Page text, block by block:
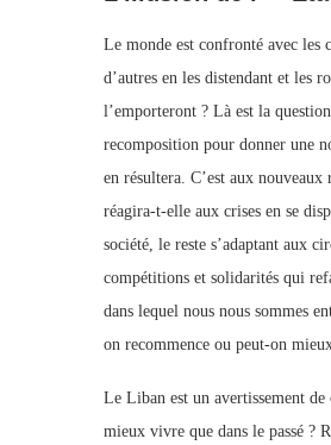
Le monde est confronté avec les
d’autres en les distendant et les
l’emporteront ? Là est la
recomposition pour donner une
en résultera. C’est aux
réagira-t-elle aux crises en se
société, le reste s’adaptant aux
compétitions et solidarités qui
dans lequel nous nous sommes
on recommence ou peut-on
Le Liban est un avertissement
mieux vivre que dans le passé ?